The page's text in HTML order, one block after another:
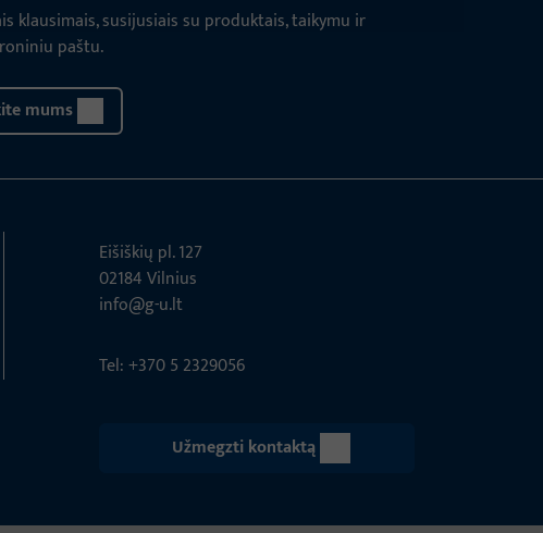
klausimais, susijusiais su produktais, taikymu ir
paštu.
mums
Eišiškių pl. 127
02184 Vil­nius
info@g-u.lt
Tel: +370 5 2329056
Užmegzti kontaktą